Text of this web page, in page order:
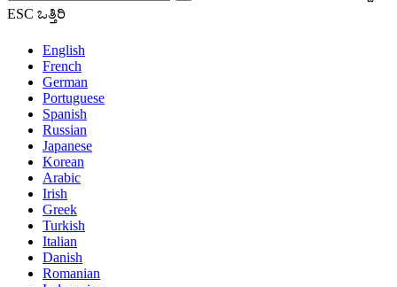
ESC ಒತ್ತಿರಿ
English
French
German
Portuguese
Spanish
Russian
Japanese
Korean
Arabic
Irish
Greek
Turkish
Italian
Danish
Romanian